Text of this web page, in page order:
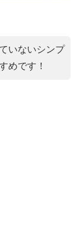
いないシンプ
めです！